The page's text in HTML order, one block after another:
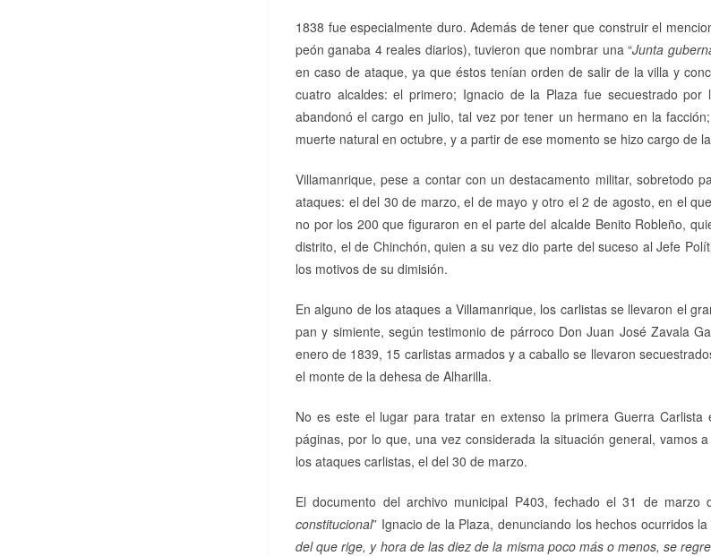
1838 fue especialmente duro. Además de tener que construir el
peón ganaba 4 reales diarios), tuvieron que nombrar una “Junta
en caso de ataque, ya que éstos tenían orden de salir de la villa y
cuatro alcaldes: el primero; Ignacio de la Plaza fue secuestrado
abandonó el cargo en julio, tal vez por tener un hermano en la
muerte natural en octubre, y a partir de ese momento se hizo cargo de
Villamanrique, pese a contar con un destacamento militar, sobretodo
ataques: el del 30 de marzo, el de mayo y otro el 2 de agosto, en el
no por los 200 que figuraron en el parte del alcalde Benito Robleño,
distrito, el de Chinchón, quien a su vez dio parte del suceso al Jefe
los motivos de su dimisión.
En alguno de los ataques a Villamanrique, los carlistas se llevaron el
pan y simiente, según testimonio de párroco Don Juan José Zavala
enero de 1839, 15 carlistas armados y a caballo se llevaron
el monte de la dehesa de Alharilla.
No es este el lugar para tratar en extenso la primera Guerra Carlista
páginas, por lo que, una vez considerada la situación general, vamos
los ataques carlistas, el del 30 de marzo.
El documento del archivo municipal P403, fechado el 31 de marzo
constitucional” Ignacio de la Plaza, denunciando los hechos ocurridos
del que rige, y hora de las diez de la misma poco más o menos, se